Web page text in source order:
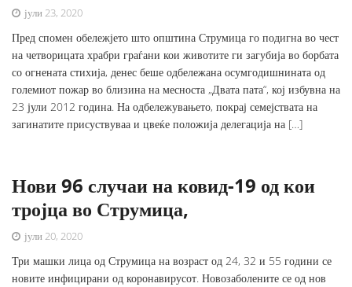
јули 23, 2020
Пред спомен обележјето што општина Струмица го подигна во чест
на четворицата храбри граѓани кои животите ги загубија во борбата
со огнената стихија, денес беше одбележана осумгодишнината од
големиот пожар во близина на месноста „Двата пата“, кој избувна на
23 јули 2012 година. На одбележувањето, покрај семејствата на
загинатите присуствуваа и цвеќе положија делегација на […]
Нови 96 случаи на ковид-19 од кои
тројца во Струмица,
јули 20, 2020
Три машки лица од Струмица на возраст од 24, 32 и 55 години се
новите инфицирани од коронавирусот. Новозаболените се од нов